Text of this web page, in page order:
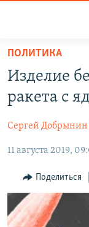
Вернуться
основному
содержанию
Вернутся
навигации
Вернутся
поиску
СПЕЦПРОЕКТЫ
КАРТА ВОЕННЫХ
11 ЛЕТ
ВОДА
ИСТОРИЯ
ЕЩЕ
ИНТЕРАКТИВ
ИНФОГРАФИКА
ТЕЛЕПРОЕКТ
РАДІО СВОБОДА
КАК ОБОЙТИ
ПОЛИТИКА
Изделие
ракета с
Сергей Добрынин
11 августа 2019,
Поделиться